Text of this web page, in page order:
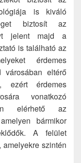
is kiváló
biztosít az
jelent majd a
is található az
érdemes
eltérő
ezért érdemes
vonatkozó
elérhető az
bármikor
A felület
szintén